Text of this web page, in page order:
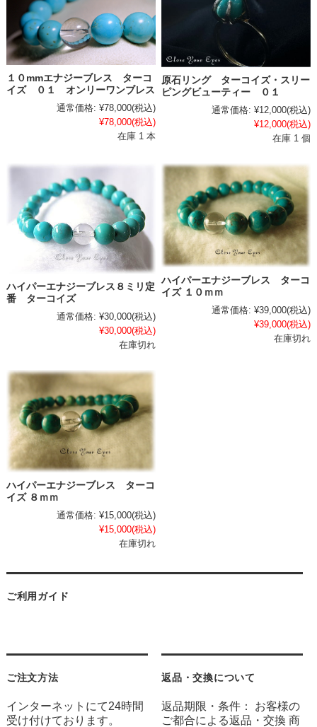
１０mmエナジーブレス ターコ
イズ ０１ オンリーワンブレス
通常価格: ¥78,000(税込)
¥78,000(税込)
在庫 1 本
原石リング ターコイズ・スリー
ピングビューティー ０１
通常価格: ¥12,000(税込)
¥12,000(税込)
在庫 1 個
ハイパーエナジーブレス８ミリ定
番 ターコイズ
通常価格: ¥30,000(税込)
¥30,000(税込)
在庫切れ
ハイパーエナジーブレス ターコ
イズ １０ｍｍ
通常価格: ¥39,000(税込)
¥39,000(税込)
在庫切れ
ハイパーエナジーブレス ターコ
イズ ８ｍｍ
通常価格: ¥15,000(税込)
¥15,000(税込)
在庫切れ
ご利用ガイド
ご注文方法
インターネットにて24時間
受け付けております。
返品・交換について
返品期限・条件： お客様の
ご都合による返品・交換 商